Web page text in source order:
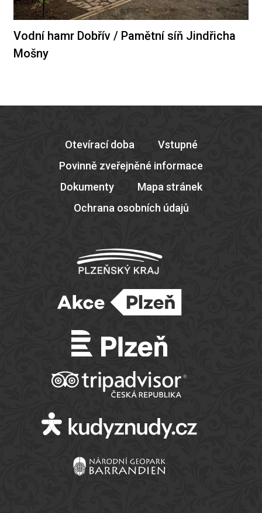
Vodní hamr Dobřív / Pamětní síň Jindřicha
Mošny
Otevírací doba
Vstupné
Povinně zveřejněné informace
Dokumenty
Mapa stránek
Ochrana osobních údajů